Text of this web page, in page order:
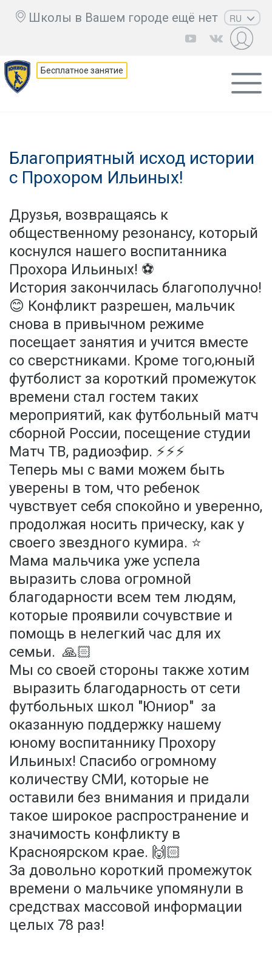
Школы в Вашем городе ещё нет
RU
EN
KZ
AZ
Бесплатное занятие
Благоприятный исход истории
с Прохором Ильиных!
Друзья, возвращаясь к
общественному резонансу, который
коснулся нашего воспитанника
Прохора Ильиных! ⚽️
История закончилась благополучно!
😊 Конфликт разрешен, мальчик
снова в привычном режиме
посещает занятия и учится вместе
со сверстниками. Кроме того,юный
футболист за короткий промежуток
времени стал гостем таких
мероприятий, как футбольный матч
сборной России, посещение студии
Матч ТВ, радиоэфир. ⚡️⚡️⚡️
Теперь мы с вами можем быть
уверены в том, что ребенок
чувствует себя спокойно и уверенно,
продолжая носить прическу, как у
своего звездного кумира. ⭐️
Мама мальчика уже успела
выразить слова огромной
благодарности всем тем людям,
которые проявили сочувствие и
помощь в нелегкий час для их
семьи. 🙏🏻
Мы со своей стороны также хотим
выразить благодарность от сети
футбольных школ "Юниор" за
оказанную поддержку нашему
юному воспитаннику Прохору
Ильиных! Спасибо огромному
количеству СМИ, которые не
оставили без внимания и придали
такое широкое распространение и
значимость конфликту в
Красноярском крае. 🙌🏻
За довольно короткий промежуток
времени о мальчике упомянули в
средствах массовой информации
целых 78 раз!